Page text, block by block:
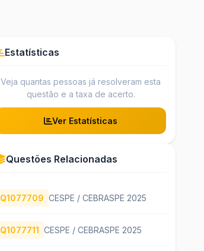
Estatísticas
Veja quantas pessoas já resolveram esta
questão e a taxa de acerto.
Ver Estatísticas
Questões Relacionadas
Q1077709 CESPE / CEBRASPE 2025
Q1077711 CESPE / CEBRASPE 2025